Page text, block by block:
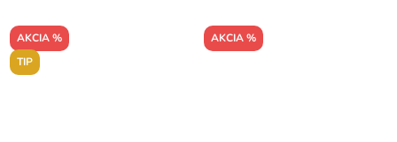
AKCIA %
TIP
AKCIA %